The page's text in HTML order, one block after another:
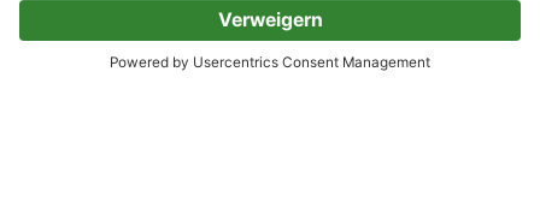
Bleibe mit uns in Kontakt